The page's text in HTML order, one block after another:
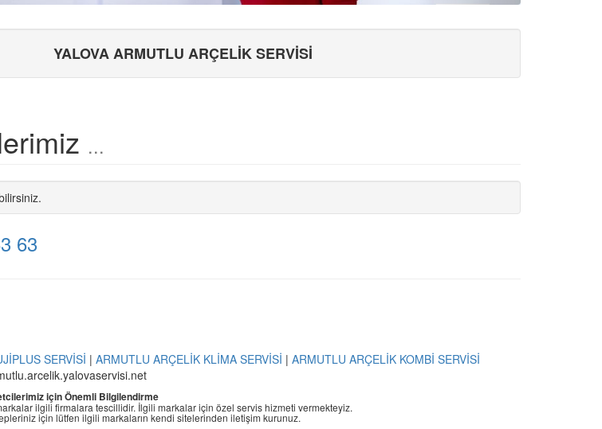
YALOVA ARMUTLU ARÇELİK SERVİSİ
...
63
SERVİSİ | ARMUTLU ARÇELİK KLİMA SERVİSİ | ARMUTLU ARÇELİK KOMBİ SERVİSİ
için Önemli Bilgilendirme
ilgili firmalara tescillidir. İlgili markalar için özel servis hizmeti vermekteyiz.
için lütfen ilgili markaların kendi sitelerinden iletişim kurunuz.